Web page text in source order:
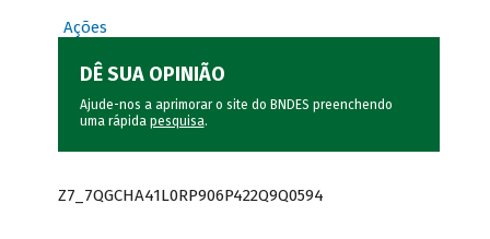
Ações
DÊ SUA OPINIÃO
Ajude-nos a aprimorar o site do BNDES preenchendo
uma rápida pesquisa.
Z7_7QGCHA41L0RP906P422Q9Q0594